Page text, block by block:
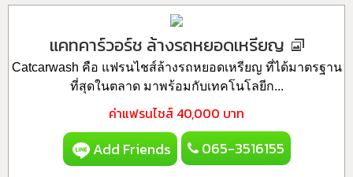
แคทคาร์วอร์ช ล้างรถหยอดเหรียญ
Catcarwash คือ แฟรนไชส์ล้างรถหยอดเหรียญ ที่ได้มาตรฐาน
ที่สุดในตลาด มาพร้อมกับเทคโนโลยีก...
ค่าแฟรนไชส์ 40,000 บาท
Add Friends 065-3516155